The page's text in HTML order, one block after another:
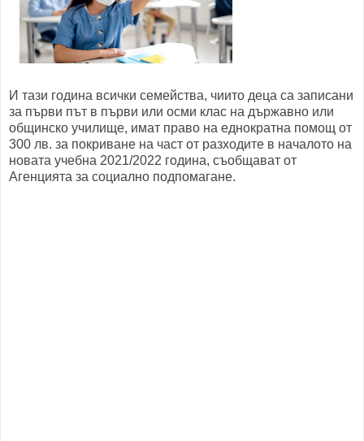
И тази година всички семейства, чиито деца са записани
за първи път в първи или осми клас на държавно или
общинско училище, имат право на еднократна помощ от
300 лв. за покриване на част от разходите в началото на
новата учебна 2021/2022 година, съобщават от
Агенцията за социално подпомагане.